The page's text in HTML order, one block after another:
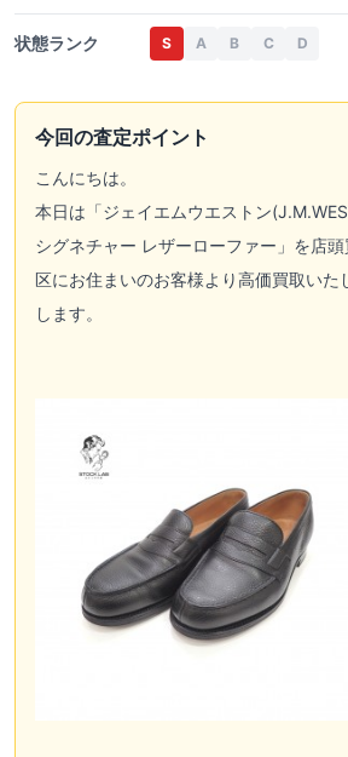
状態ランク S A B C D
今回の査定ポイント
こんにちは。
本日は「ジェイエムウエストン
シグネチャー レザーローファー」を店
区にお住まいのお客様より高価買取いた
します。